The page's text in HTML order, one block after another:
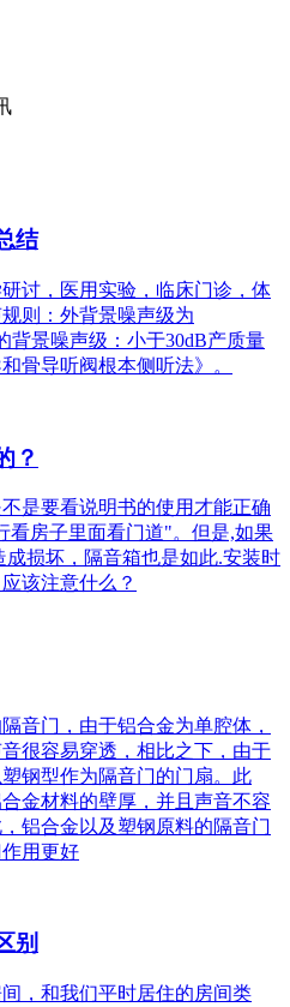
结
讨，医用实验，临床门诊，体
则：外背景噪声级为
背景噪声级：小于30dB产质量
骨导听阀根本侧听法》。
？
是要看说明书的使用才能正确
看房子里面看门道"。但是,如果
损坏，隔音箱也是如此.安装时
该注意什么？
音门，由于铝合金为单腔体，
很容易穿透，相比之下，由于
钢型作为隔音门的门扇。此
金材料的壁厚，并且声音不容
铝合金以及塑钢原料的隔音门
用更好
别
，和我们平时居住的房间类